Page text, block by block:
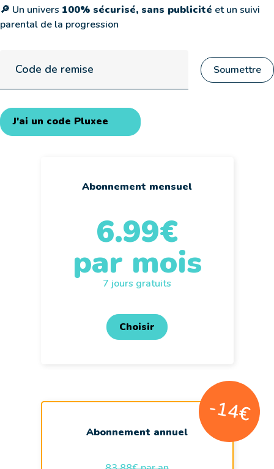
🔎 Un univers 100% sécurisé, sans publicité et un suivi
parental de la progression
Code de remise
J'ai un code Pluxee
Abonnement mensuel
6.99€
par mois
7 jours gratuits
Choisir
Abonnement annuel